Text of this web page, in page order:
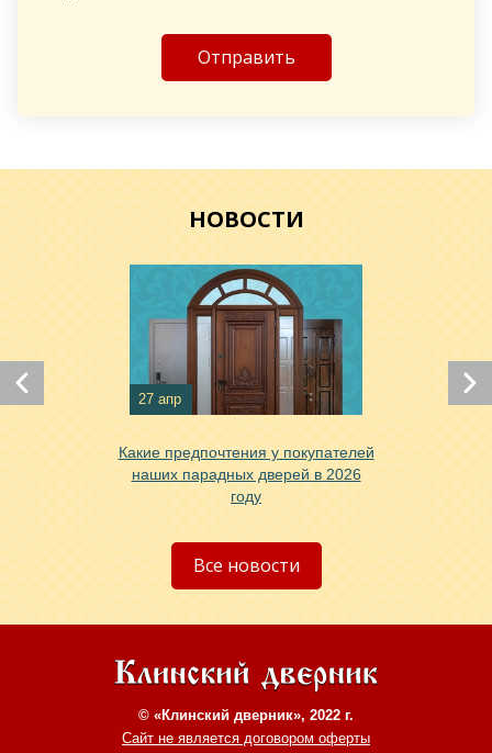
НОВОСТИ
27 апр
Какие предпочтения у покупателей
наших парадных дверей в 2026
году
Все новости
© «Клинский дверник», 2022 г.
Сайт не является договором оферты